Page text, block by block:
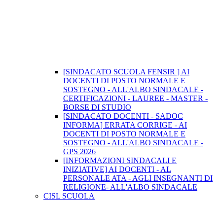
[SINDACATO SCUOLA FENSIR ] AI
DOCENTI DI POSTO NORMALE E
SOSTEGNO - ALL'ALBO SINDACALE -
CERTIFICAZIONI - LAUREE - MASTER -
BORSE DI STUDIO
[SINDACATO DOCENTI - SADOC
INFORMA] ERRATA CORRIGE - AI
DOCENTI DI POSTO NORMALE E
SOSTEGNO - ALL'ALBO SINDACALE -
GPS 2026
[INFORMAZIONI SINDACALI E
INIZIATIVE] AI DOCENTI - AL
PERSONALE ATA - AGLI INSEGNANTI DI
RELIGIONE- ALL'ALBO SINDACALE
CISL SCUOLA